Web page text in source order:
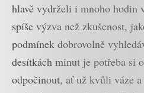
hlavě vydrželi i mnoho hodin
spíše výzva než zkušenost,
podmínek dobrovolně
desítkách minut je potřeba si
odpočinout, ať už kvůli váze